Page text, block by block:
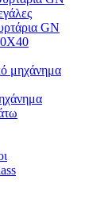
GN
μηχάνημα